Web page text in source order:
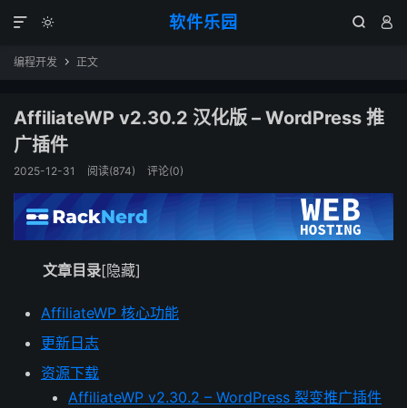
软件乐园 
 

编程开发  正文
AffiliateWP v2.30.2 汉化版 – WordPress 推
广插件
2025-12-31 阅读(874) 评论(0)
文章目录[隐藏]
AffiliateWP 核心功能
更新日志
资源下载
AffiliateWP v2.30.2 – WordPress 裂变推广插件